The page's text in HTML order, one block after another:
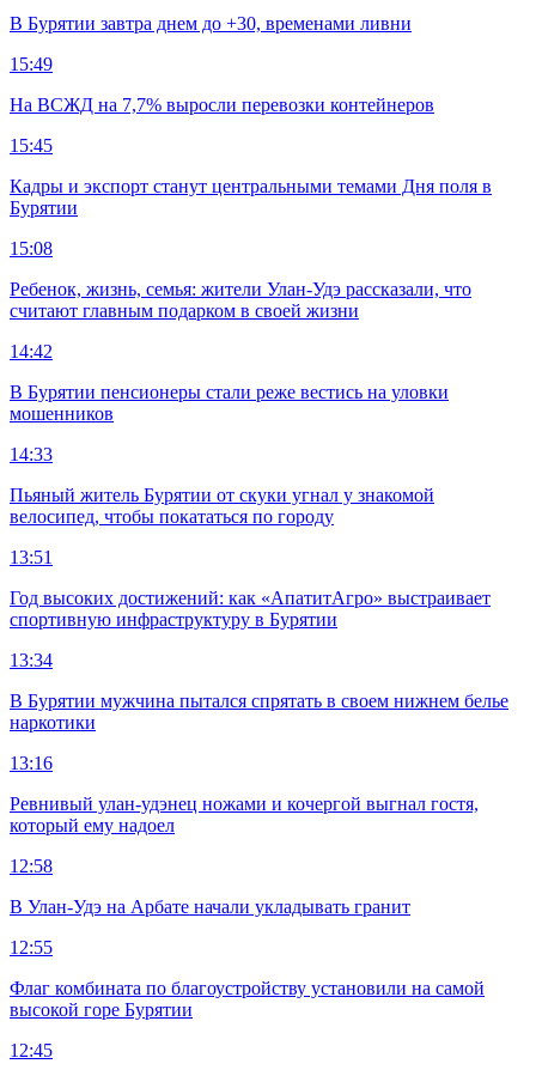
В Бурятии завтра днем до +30, временами ливни
15:49
На ВСЖД на 7,7% выросли перевозки контейнеров
15:45
Кадры и экспорт станут центральными темами Дня поля в
Бурятии
15:08
Ребенок, жизнь, семья: жители Улан-Удэ рассказали, что
считают главным подарком в своей жизни
14:42
В Бурятии пенсионеры стали реже вестись на уловки
мошенников
14:33
Пьяный житель Бурятии от скуки угнал у знакомой
велосипед, чтобы покататься по городу
13:51
Год высоких достижений: как «АпатитАгро» выстраивает
спортивную инфраструктуру в Бурятии
13:34
В Бурятии мужчина пытался спрятать в своем нижнем белье
наркотики
13:16
Ревнивый улан-удэнец ножами и кочергой выгнал гостя,
который ему надоел
12:58
В Улан-Удэ на Арбате начали укладывать гранит
12:55
Флаг комбината по благоустройству установили на самой
высокой горе Бурятии
12:45